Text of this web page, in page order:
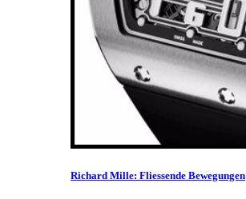
Richard Mille: Fliessende Bewegungen